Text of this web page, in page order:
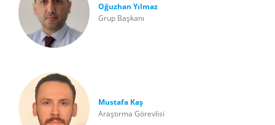
Oğuzhan Yılmaz
Grup Başkanı
Mustafa Kaş
Araştırma Görevlisi